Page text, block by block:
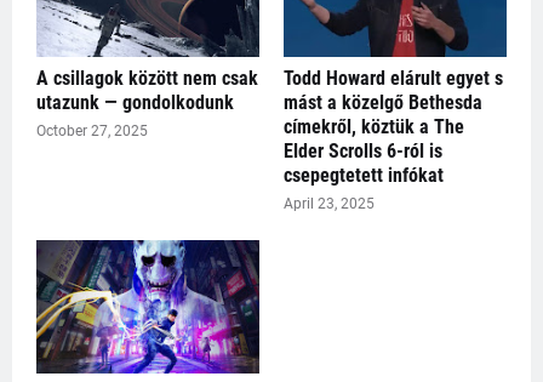
A csillagok között nem csak
utazunk — gondolkodunk
October 27, 2025
Todd Howard elárult egyet s
mást a közelgő Bethesda
címekről, köztük a The
Elder Scrolls 6-ról is
csepegtetett infókat
April 23, 2025